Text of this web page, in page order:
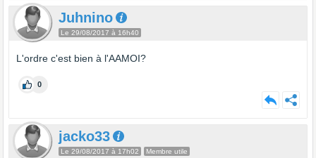
Juhnino
Le 29/08/2017 à 16h40
L'ordre c'est bien à l'AAMOI?
0
jacko33
Le 29/08/2017 à 17h02 Membre utile